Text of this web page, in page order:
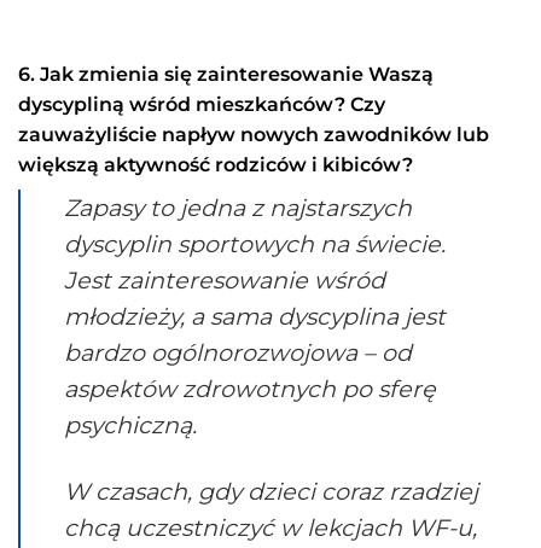
6. Jak zmienia się zainteresowanie Waszą
dyscypliną wśród mieszkańców? Czy
zauważyliście napływ nowych zawodników lub
większą aktywność rodziców i kibiców?
Zapasy to jedna z najstarszych
dyscyplin sportowych na świecie.
Jest zainteresowanie wśród
młodzieży, a sama dyscyplina jest
bardzo ogólnorozwojowa – od
aspektów zdrowotnych po sferę
psychiczną.
W czasach, gdy dzieci coraz rzadziej
chcą uczestniczyć w lekcjach WF-u,